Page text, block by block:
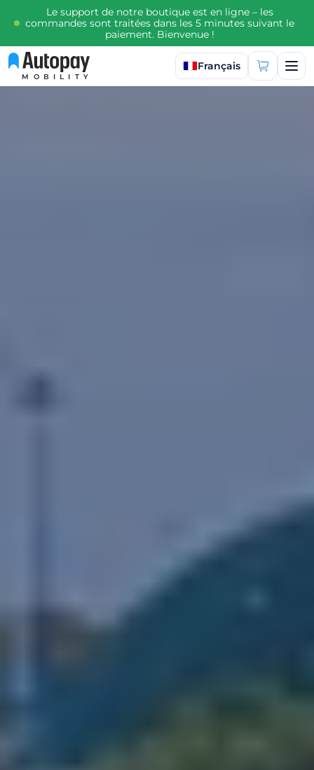
Le support de notre boutique est en ligne – les
commandes sont traitées dans les 5 minutes suivant le
paiement. Bienvenue !
MOBILITY
Sélectionner la langue
Français